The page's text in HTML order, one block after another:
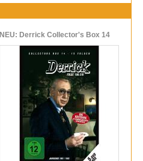
NEU: Derrick Collector's Box 14